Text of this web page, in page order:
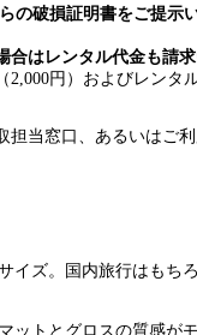
の破損証明書をご提示
合はレンタル代金も請
円）およびレンタ
当窓口、あるいはご
イズ。国内旅行はもち
ットとグロスの質感が